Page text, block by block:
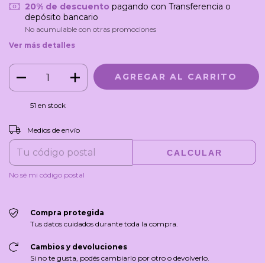
20% de descuento pagando con Transferencia o
depósito bancario
No acumulable con otras promociones
Ver más detalles
51 en stock
Entregas para el CP:
Medios de envío
CALCULAR
No sé mi código postal
Compra protegida
Tus datos cuidados durante toda la compra.
Cambios y devoluciones
Si no te gusta, podés cambiarlo por otro o devolverlo.